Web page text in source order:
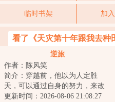
临时书架 加
看了《天灾第十年跟我去种
逆旅
作者：陈风笑
简介：穿越前，他以为人定胜
天，可以通过自身的努力，来改
变环境和阶层。穿越后才知道，
更新时间：2026-08-06 21:08:27